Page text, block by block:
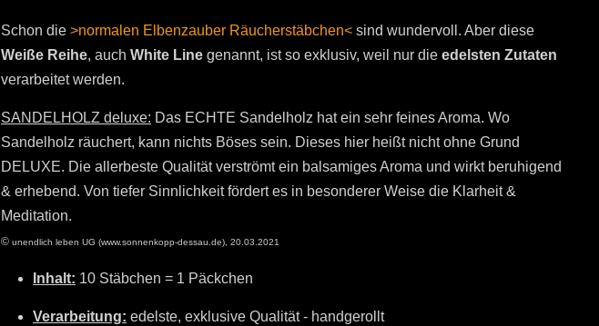
Schon die >normalen Elbenzauber Räucherstäbchen< sind wundervoll. Aber diese
Weiße Reihe, auch White Line genannt, ist so exklusiv, weil nur die edelsten Zutaten
verarbeitet werden.
SANDELHOLZ deluxe: Das ECHTE Sandelholz hat ein sehr feines Aroma. Wo
Sandelholz räuchert, kann nichts Böses sein. Dieses hier heißt nicht ohne Grund
DELUXE. Die allerbeste Qualität verströmt ein balsamiges Aroma und wirkt beruhigend
& erhebend. Von tiefer Sinnlichkeit fördert es in besonderer Weise die Klarheit &
Meditation.
© unendlich leben UG (www.sonnenkopp-dessau.de), 20.03.2021
Inhalt: 10 Stäbchen = 1 Päckchen
Verarbeitung: edelste, exklusive Qualität - handgerollt